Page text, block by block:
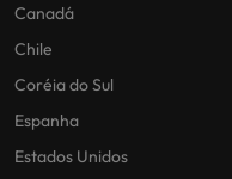
Canadá
Chile
Coréia do Sul
Espanha
Estados Unidos